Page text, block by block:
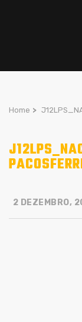
Home >
2 DEZEMBRO,